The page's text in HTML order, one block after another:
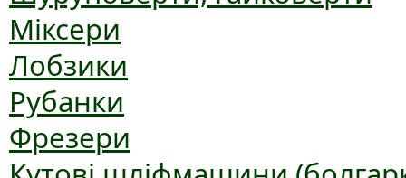
Міксери
Лобзики
Рубанки
Фрезери